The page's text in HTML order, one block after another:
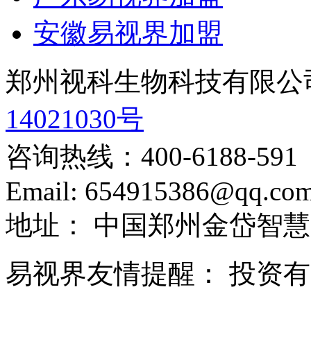
安徽易视界加盟
郑州视科生物科技有限
14021030号
咨询热线： 400-6188-591
Email:
地址：
中国郑州金岱智
易视界友情提醒：
投资